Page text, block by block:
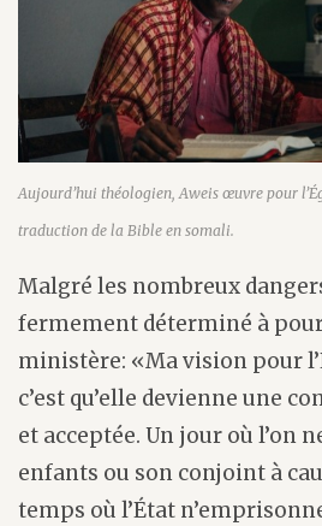
Aujourd’hui théologien, Aweis œuvre pour
traduction de la Bible en somali.
Malgré les nombreux
fermement déterminé à
ministère: «Ma vision pour
c’est qu’elle devienne une
et acceptée. Un jour où l’on
enfants ou son conjoint à
temps où l’État